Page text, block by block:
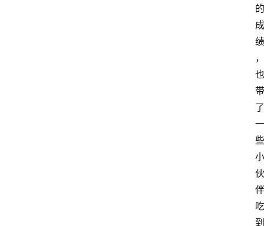
的
成
绩
，
也
带
了
一
些
小
伙
伴
吃
到